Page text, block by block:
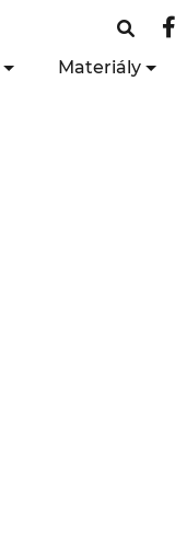
Materiály